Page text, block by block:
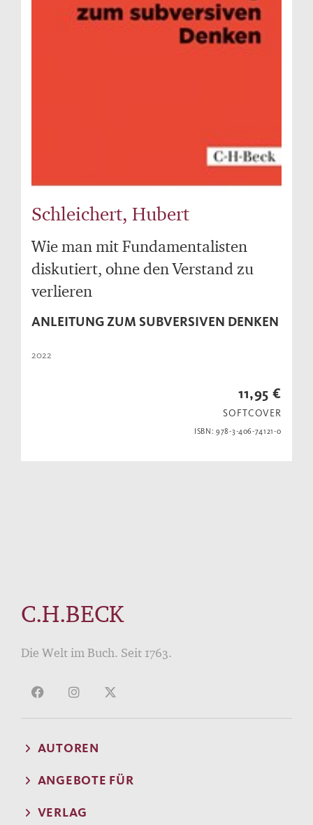
Schleichert, Hubert
Wie man mit Fundamentalisten
diskutiert, ohne den Verstand zu
verlieren
ANLEITUNG ZUM SUBVERSIVEN DENKEN
2022
11,95 €
SOFTCOVER
ISBN: 978-3-406-74121-0
C.H.BECK
Die Welt im Buch. Seit 1763.
AUTOREN
ANGEBOTE FÜR
VERLAG